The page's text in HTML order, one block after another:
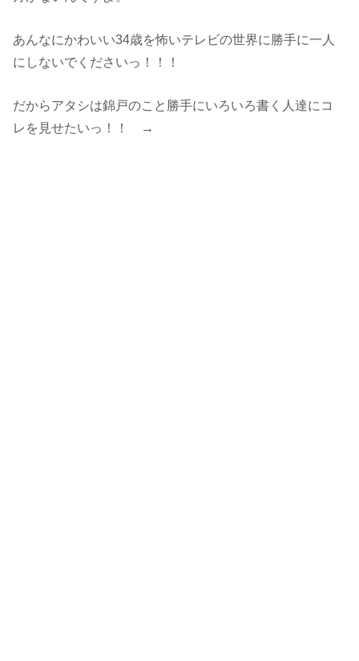
あんなにかわいい34歳を怖いテレビの世界に勝手に一人
にしないでくださいっ！！！
だからアタシは錦戸のこと勝手にいろいろ書く人達にコ
レを見せたいっ！！ →